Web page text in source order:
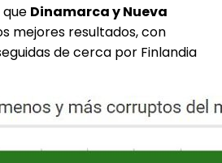
Dinamarca y Nueva
mejores resultados, con
de cerca por Finlandia